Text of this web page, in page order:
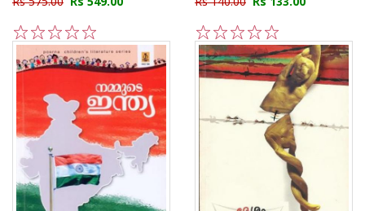
Rs 575.00 Rs 549.00
5
4
3
2
1
Rs 140.00 Rs 133.00
5
4
3
2
1